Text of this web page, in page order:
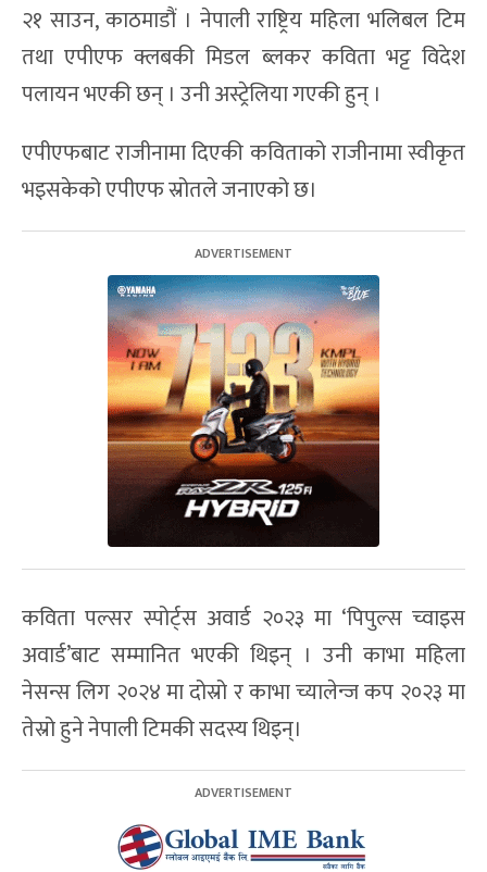
२१ साउन, काठमाडौं । नेपाली राष्ट्रिय महिला भलिबल टिम
तथा एपीएफ क्लबकी मिडल ब्लकर कविता भट्ट विदेश
पलायन भएकी छन् । उनी अस्ट्रेलिया गएकी हुन् ।
एपीएफबाट राजीनामा दिएकी कविताको राजीनामा स्वीकृत
भइसकेको एपीएफ स्रोतले जनाएको छ।
कविता पल्सर स्पोर्ट्स अवार्ड २०२३ मा ‘पिपुल्स च्वाइस
अवार्ड’बाट सम्मानित भएकी थिइन् । उनी काभा महिला
नेसन्स लिग २०२४ मा दोस्रो र काभा च्यालेन्ज कप २०२३ मा
तेस्रो हुने नेपाली टिमकी सदस्य थिइन्।